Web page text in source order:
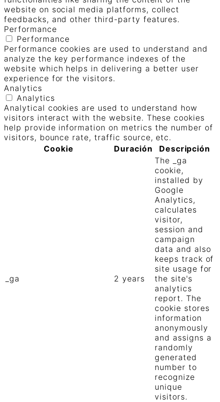
website on social media platforms, collect
feedbacks, and other third-party features.
Performance
Performance
Performance cookies are used to understand and
analyze the key performance indexes of the
website which helps in delivering a better user
experience for the visitors.
Analytics
Analytics
Analytical cookies are used to understand how
visitors interact with the website. These cookies
help provide information on metrics the number of
visitors, bounce rate, traffic source, etc.
Cookie
Duración Descripción
_ga 2 years
The _ga
cookie,
installed by
Google
Analytics,
calculates
visitor,
session and
campaign
data and also
keeps track of
site usage for
the site's
analytics
report. The
cookie stores
information
anonymously
and assigns a
randomly
generated
number to
recognize
unique
visitors.